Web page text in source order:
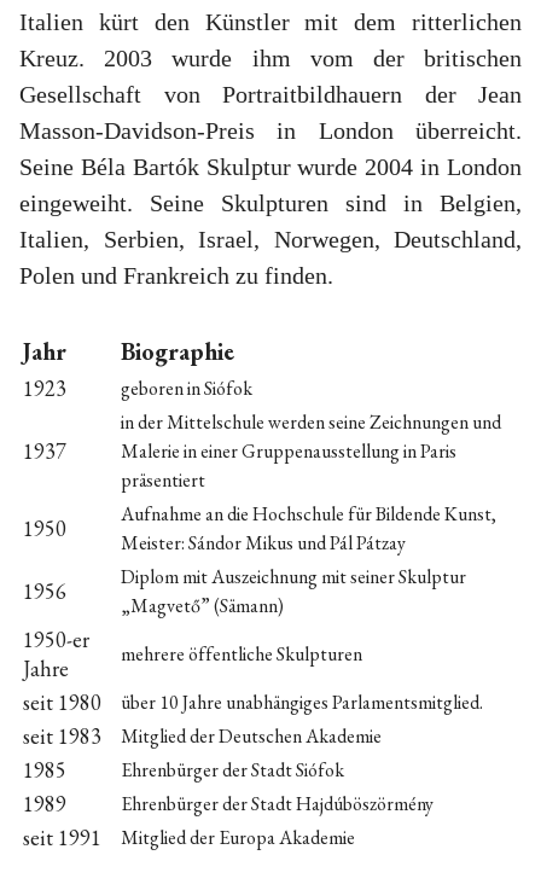
Italien kürt den Künstler mit dem ritterlichen
Kreuz. 2003 wurde ihm vom der britischen
Gesellschaft von Portraitbildhauern der Jean
Masson-Davidson-Preis in London überreicht.
Seine Béla Bartók Skulptur wurde 2004 in London
eingeweiht. Seine Skulpturen sind in Belgien,
Italien, Serbien, Israel, Norwegen, Deutschland,
Polen und Frankreich zu finden.
Jahr Biographie
1923 geboren in Siófok
1937
in der Mittelschule werden seine Zeichnungen und
Malerie in einer Gruppenausstellung in Paris
präsentiert
1950
Aufnahme an die Hochschule für Bildende Kunst,
Meister: Sándor Mikus und Pál Pátzay
1956
Diplom mit Auszeichnung mit seiner Skulptur
„Magvető” (Sämann)
1950-er
Jahre
mehrere öffentliche Skulpturen
seit 1980 über 10 Jahre unabhängiges Parlamentsmitglied.
seit 1983 Mitglied der Deutschen Akademie
1985 Ehrenbürger der Stadt Siófok
1989 Ehrenbürger der Stadt Hajdúböszörmény
seit 1991 Mitglied der Europa Akademie